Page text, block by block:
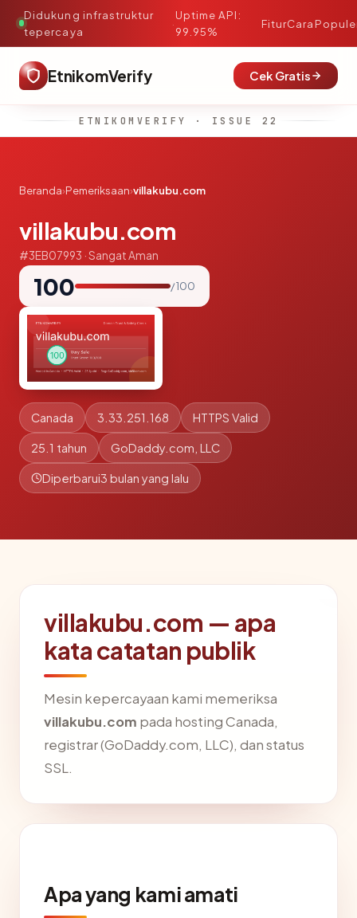
Didukung infrastruktur
tepercaya
·
Uptime API:
99.95%
FiturCara
EtnikomVerify Cek Gratis
ETNIKOMVERIFY · ISSUE 22
Beranda›Pemeriksaan›villakubu.com
villakubu.com
#3EB07993 · Sangat Aman
100 / 100
Canada 3.33.251.168 HTTPS Valid
25.1 tahun GoDaddy.com, LLC
Diperbarui3 bulan yang lalu
villakubu.com — apa
kata catatan publik
Mesin kepercayaan kami memeriksa
villakubu.com pada hosting Canada,
registrar (GoDaddy.com, LLC), dan status
SSL.
Apa yang kami amati